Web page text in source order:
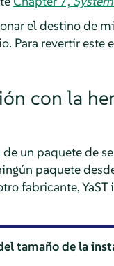
el destino de
Para revertir este
con la
un paquete de
paquete
fabricante,
tamaño de la